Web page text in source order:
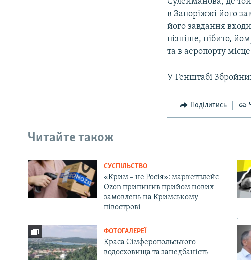
в Запоріжжі його
його завдання
пізніше, нібито,
та в аеропорту
У Генштабі
Поділитись
Читайте також
СУСПІЛЬСТВО
«Крим – не Росія»: маркетплейс
Ozon припинив прийом нових
замовлень на Кримському
півострові
ФОТОГАЛЕРЕЇ
Краса Сімферопольського
водосховища та занедбаність